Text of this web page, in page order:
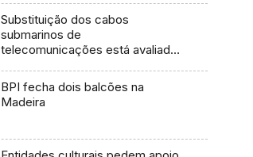
Substituição dos cabos
submarinos de
telecomunicações está avaliada
BPI fecha dois balcões na
Madeira